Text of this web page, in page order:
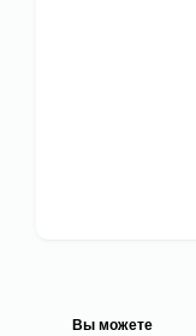
Вы можете